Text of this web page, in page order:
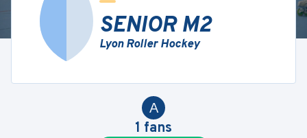
SENIOR M2
Lyon Roller Hockey
A
1 fans